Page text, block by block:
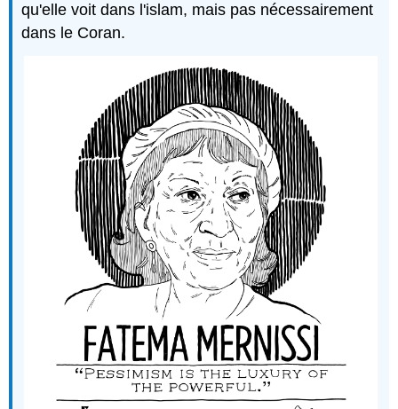
qu'elle voit dans l'islam, mais pas nécessairement
dans le Coran.